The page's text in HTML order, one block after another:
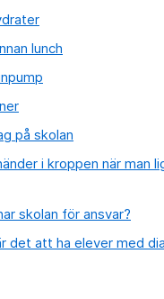
lunch
på skolan
i kroppen när man
skolan för ansvar?
det att ha elever med